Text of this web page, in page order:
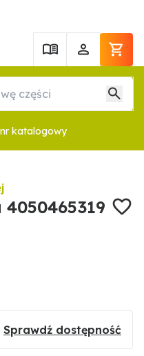
nr katalogowy
Sprawdź dostępność